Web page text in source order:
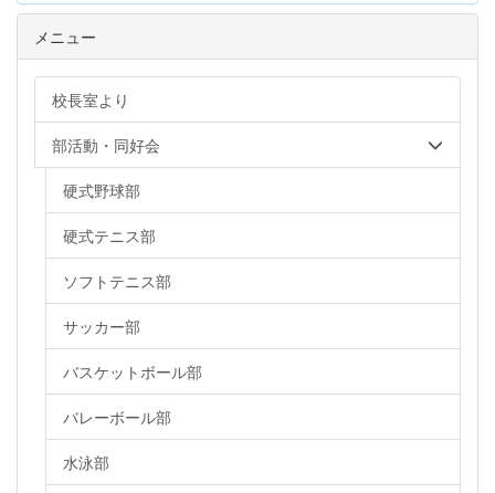
メニュー
校長室より
部活動・同好会
硬式野球部
硬式テニス部
ソフトテニス部
サッカー部
バスケットボール部
バレーボール部
水泳部